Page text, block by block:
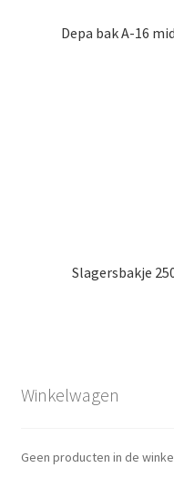
Depa bak A-16
Slagersbakje
Winkelwagen
Geen producten in de